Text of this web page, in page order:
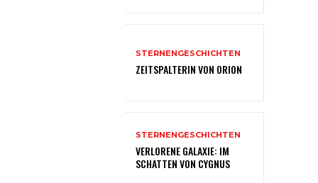
STERNENGESCHICHTEN
ZEITSPALTERIN VON ORION
STERNENGESCHICHTEN
VERLORENE GALAXIE: IM
SCHATTEN VON CYGNUS